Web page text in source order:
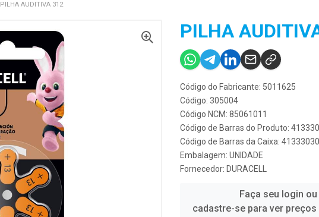
PILHA AUDITIVA 312
PILHA
Código do Fabricante: 5011625
Código: 305004
Código NCM: 85061011
Código de Barras do Produto:
Código de Barras da Caixa:
Embalagem: UNIDADE
Fornecedor: DURACELL
Faça seu login ou
cadastre-se para ver